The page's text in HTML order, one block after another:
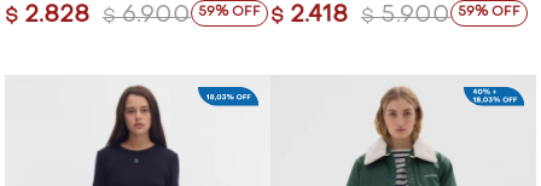
$ 2.828 $ 6.900 59 $ 2.418 $ 5.900 59